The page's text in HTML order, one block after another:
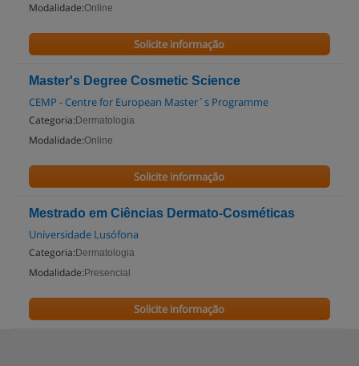
Modalidade:Online
Solicite informação
Master's Degree Cosmetic Science
CEMP - Centre for European Master´s Programme
Categoria: Dermatologia
Modalidade:Online
Solicite informação
Mestrado em Ciências Dermato-Cosméticas
Universidade Lusófona
Categoria: Dermatologia
Modalidade: Presencial
Solicite informação